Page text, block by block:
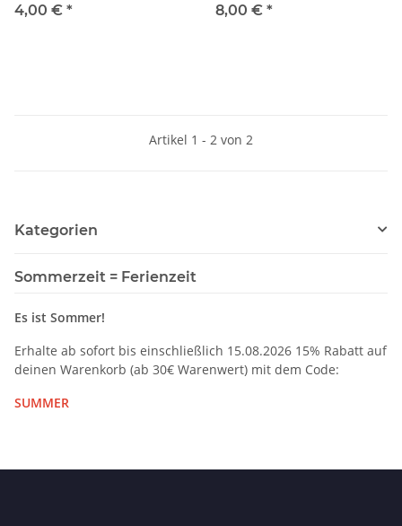
4,00 € *
8,00 € *
Artikel 1 - 2 von 2
Kategorien
Sommerzeit = Ferienzeit
Es ist Sommer!
Erhalte ab sofort bis einschließlich 15.08.2026 15% Rabatt auf
deinen Warenkorb (ab 30€ Warenwert) mit dem Code:
SUMMER